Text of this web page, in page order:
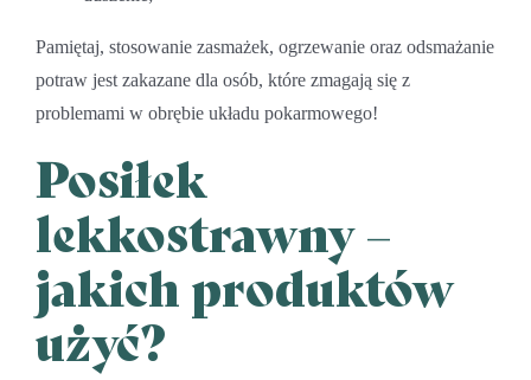
Pamiętaj, stosowanie zasmażek, ogrzewanie oraz odsmażanie
potraw jest zakazane dla osób, które zmagają się z
problemami w obrębie układu pokarmowego!
Posiłek
lekkostrawny –
jakich produktów
użyć?